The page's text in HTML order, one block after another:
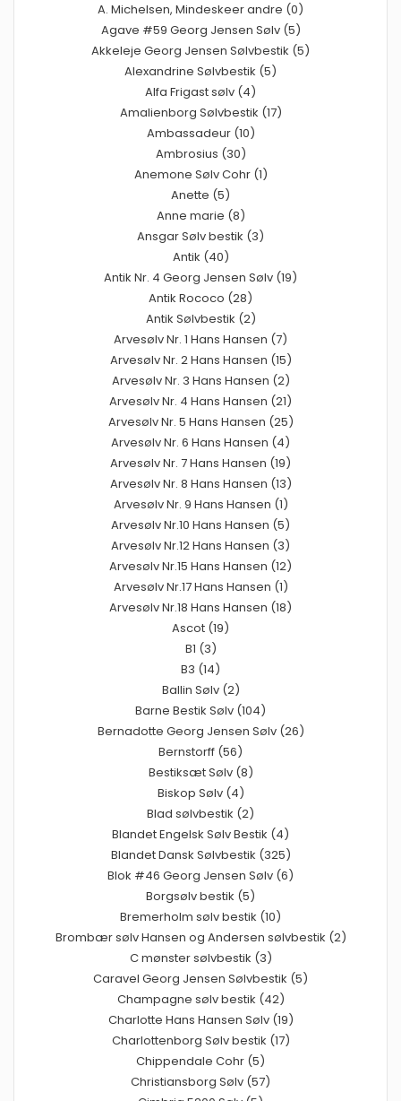
A. Michelsen, Mindeskeer andre (0)
Agave #59 Georg Jensen Sølv (5)
Akkeleje Georg Jensen Sølvbestik (5)
Alexandrine Sølvbestik (5)
Alfa Frigast sølv (4)
Amalienborg Sølvbestik (17)
Ambassadeur (10)
Ambrosius (30)
Anemone Sølv Cohr (1)
Anette (5)
Anne marie (8)
Ansgar Sølv bestik (3)
Antik (40)
Antik Nr. 4 Georg Jensen Sølv (19)
Antik Rococo (28)
Antik Sølvbestik (2)
Arvesølv Nr. 1 Hans Hansen (7)
Arvesølv Nr. 2 Hans Hansen (15)
Arvesølv Nr. 3 Hans Hansen (2)
Arvesølv Nr. 4 Hans Hansen (21)
Arvesølv Nr. 5 Hans Hansen (25)
Arvesølv Nr. 6 Hans Hansen (4)
Arvesølv Nr. 7 Hans Hansen (19)
Arvesølv Nr. 8 Hans Hansen (13)
Arvesølv Nr. 9 Hans Hansen (1)
Arvesølv Nr.10 Hans Hansen (5)
Arvesølv Nr.12 Hans Hansen (3)
Arvesølv Nr.15 Hans Hansen (12)
Arvesølv Nr.17 Hans Hansen (1)
Arvesølv Nr.18 Hans Hansen (18)
Ascot (19)
B1 (3)
B3 (14)
Ballin Sølv (2)
Barne Bestik Sølv (104)
Bernadotte Georg Jensen Sølv (26)
Bernstorff (56)
Bestiksæt Sølv (8)
Biskop Sølv (4)
Blad sølvbestik (2)
Blandet Engelsk Sølv Bestik (4)
Blandet Dansk Sølvbestik (325)
Blok #46 Georg Jensen Sølv (6)
Borgsølv bestik (5)
Bremerholm sølv bestik (10)
Brombær sølv Hansen og Andersen sølvbestik (2)
C mønster sølvbestik (3)
Caravel Georg Jensen Sølvbestik (5)
Champagne sølv bestik (42)
Charlotte Hans Hansen Sølv (19)
Charlottenborg Sølv bestik (17)
Chippendale Cohr (5)
Christiansborg Sølv (57)